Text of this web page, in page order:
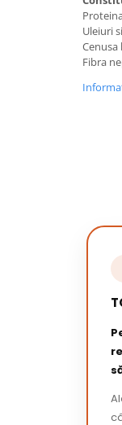
Uleiuri
Cenusa
Fibra